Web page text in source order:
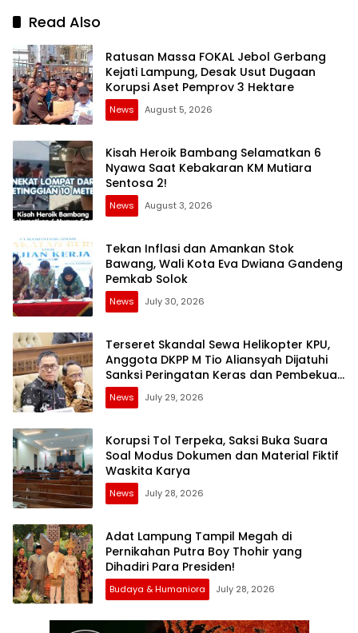
Read Also
Ratusan Massa FOKAL Jebol Gerbang
Kejati Lampung, Desak Usut Dugaan
Korupsi Aset Pemprov 3 Hektare
News August 5, 2026
Kisah Heroik Bambang Selamatkan 6
Nyawa Saat Kebakaran KM Mutiara
Sentosa 2!
News August 3, 2026
Tekan Inflasi dan Amankan Stok
Bawang, Wali Kota Eva Dwiana Gandeng
Pemkab Solok
News July 30, 2026
Terseret Skandal Sewa Helikopter KPU,
Anggota DKPP M Tio Aliansyah Dijatuhi
Sanksi Peringatan Keras dan Pembekuan
Tugas
News July 29, 2026
Korupsi Tol Terpeka, Saksi Buka Suara
Soal Modus Dokumen dan Material Fiktif
Waskita Karya
News July 28, 2026
Adat Lampung Tampil Megah di
Pernikahan Putra Boy Thohir yang
Dihadiri Para Presiden!
Budaya & Humaniora July 28, 2026